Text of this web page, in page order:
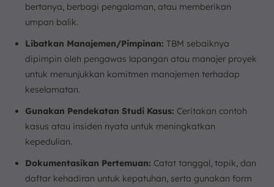
bertanya, berbagi pengalaman, atau memberikan
umpan balik.
Libatkan Manajemen/Pimpinan: TBM sebaiknya
dipimpin oleh pengawas lapangan atau manajer proyek
untuk menunjukkan komitmen manajemen terhadap
keselamatan.
Gunakan Pendekatan Studi Kasus: Ceritakan contoh
kasus atau insiden nyata untuk meningkatkan
kepedulian.
Dokumentasikan Pertemuan: Catat tanggal, topik, dan
daftar kehadiran untuk kepatuhan, serta gunakan form